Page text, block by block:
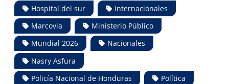
Hospital del sur
Internacionales
Marcovia
Ministerio Público
Mundial 2026
Nacionales
Nasry Asfura
Policía Nacional de Honduras
Política